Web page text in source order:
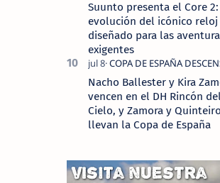
Suunto presenta el Core
evolución del icónico reloj
diseñado para las
exigentes
Nacho Ballester y Kira
vencen en el DH Rincón del
Cielo, y Zamora y
llevan la Copa de España